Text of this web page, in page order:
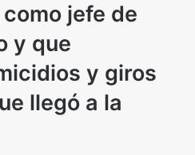
jefe de
y que
y giros
llegó a la